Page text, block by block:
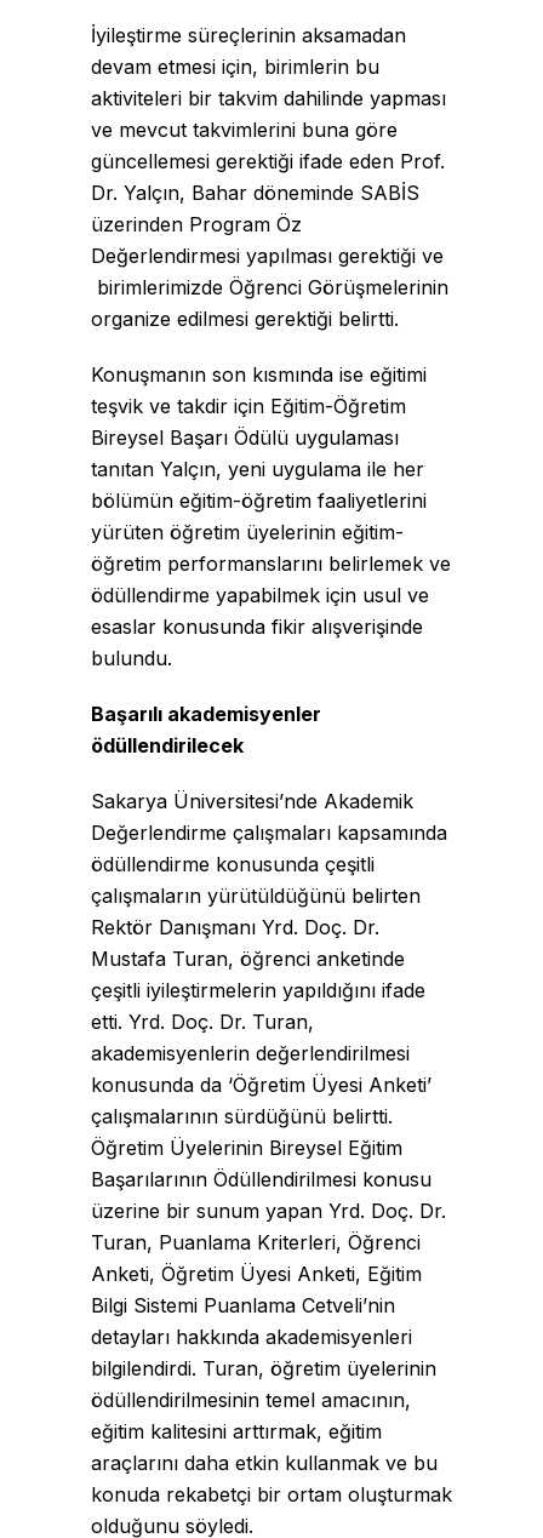
İyileştirme süreçlerinin aksamadan
devam etmesi için, birimlerin bu
aktiviteleri bir takvim dahilinde yapması
ve mevcut takvimlerini buna göre
güncellemesi gerektiği ifade eden Prof.
Dr. Yalçın, Bahar döneminde SABİS
üzerinden Program Öz
Değerlendirmesi yapılması gerektiği ve
birimlerimizde Öğrenci Görüşmelerinin
organize edilmesi gerektiği belirtti.
Konuşmanın son kısmında ise eğitimi
teşvik ve takdir için Eğitim-Öğretim
Bireysel Başarı Ödülü uygulaması
tanıtan Yalçın, yeni uygulama ile her
bölümün eğitim-öğretim faaliyetlerini
yürüten öğretim üyelerinin eğitim-
öğretim performanslarını belirlemek ve
ödüllendirme yapabilmek için usul ve
esaslar konusunda fikir alışverişinde
bulundu.
Başarılı akademisyenler
ödüllendirilecek
Sakarya Üniversitesi’nde Akademik
Değerlendirme çalışmaları kapsamında
ödüllendirme konusunda çeşitli
çalışmaların yürütüldüğünü belirten
Rektör Danışmanı Yrd. Doç. Dr.
Mustafa Turan, öğrenci anketinde
çeşitli iyileştirmelerin yapıldığını ifade
etti. Yrd. Doç. Dr. Turan,
akademisyenlerin değerlendirilmesi
konusunda da ‘Öğretim Üyesi Anketi’
çalışmalarının sürdüğünü belirtti.
Öğretim Üyelerinin Bireysel Eğitim
Başarılarının Ödüllendirilmesi konusu
üzerine bir sunum yapan Yrd. Doç. Dr.
Turan, Puanlama Kriterleri, Öğrenci
Anketi, Öğretim Üyesi Anketi, Eğitim
Bilgi Sistemi Puanlama Cetveli’nin
detayları hakkında akademisyenleri
bilgilendirdi. Turan, öğretim üyelerinin
ödüllendirilmesinin temel amacının,
eğitim kalitesini arttırmak, eğitim
araçlarını daha etkin kullanmak ve bu
konuda rekabetçi bir ortam oluşturmak
olduğunu söyledi.